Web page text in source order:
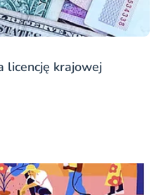
licencję krajowej